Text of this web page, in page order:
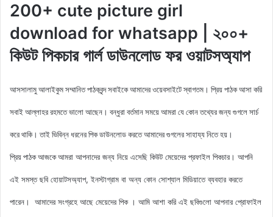
200+ cute picture girl
download for whatsapp | ২০০+
কিউট পিকচার গার্ল ডাউনলোড ফর ওয়াটসঅ্যাপ
আসসালামু আলাইকুম সম্মানিত পাঠকবৃন্দ সবাইকে আমাদের ওয়েবসাইটে স্বাগতম। প্রিয় পাঠক আসা করি
সবাই আল্লাহর রহমতে ভালো আছেন। বন্ধুরা বর্তমান সময়ে আমরা যে কোন তথ্যের জন্য গুগলে সার্চ
করে থাকি। তাই ভিবিন্ন ধরনের পিক ডাউনলোড করতে আমাদের গুগলের সাহায্য নিতে হয়।
প্রিয় পাঠক আজকেআমরা আপনাদের জন্য নিয়ে এসেছি কিউট মেয়েদের প্রফাইল পিকচার। আপনি
এই সমস্ত ছবি হোয়াটসঅ্যাপ, ইনস্টাগ্রাম বা অন্য কোন সোশ্যাল মিডিয়াতে ব্যবহার করতে
পারেন। আমাদের সংগ্রহে আছে মেয়েদের পিক । আমি আশা করি এই ছবিগুলো আপনার প্রোফাইল